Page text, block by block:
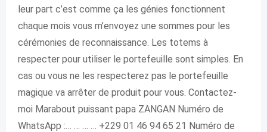
leur part c’est comme ça les génies fonctionnent
chaque mois vous m’envoyez une sommes pour les
cérémonies de reconnaissance. Les totems à
respecter pour utiliser le portefeuille sont simples. En
cas ou vous ne les respecterez pas le portefeuille
magique va arrêter de produit pour vous. Contactez-
moi Marabout puissant papa ZANGAN Numéro de
WhatsApp :… … … … +229 01 46 94 65 21 Numéro de